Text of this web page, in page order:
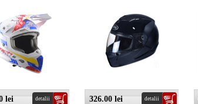
lei detalii 326.00 lei detalii